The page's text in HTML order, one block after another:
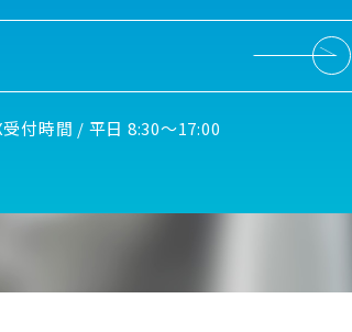
受付時間 / 平日 8:30～17:00